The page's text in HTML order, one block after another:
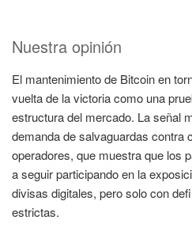
Nuestra opinión
El mantenimiento de Bitcoin en
vuelta de la victoria como una
estructura del mercado. La señal
demanda de salvaguardas contra
operadores, que muestra que los
a seguir participando en la
divisas digitales, pero solo con
estrictas.